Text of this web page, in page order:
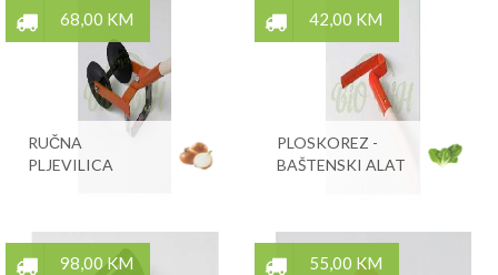
68,00 KM
RUČNA
PLJEVILICA
42,00 KM
PLOSKOREZ -
BAŠTENSKI ALAT
98,00 KM 55,00 KM